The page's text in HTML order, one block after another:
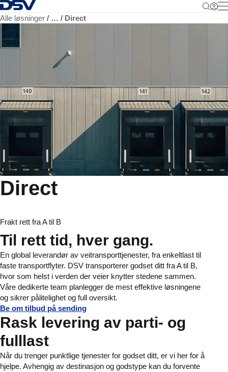
Tilbake til hjemmesiden
Alle løsninger … Direct
Direct
Frakt rett fra A til B
Til rett tid, hver gang.
En global leverandør av veitransporttjenester, fra enkeltlast til
faste transportflyter. DSV transporterer godset ditt fra A til B,
hvor som helst i verden der veier knytter stedene sammen.
Våre dedikerte team planlegger de mest effektive løsningene
og sikrer pålitelighet og full oversikt.
Be om tilbud på sending
Rask levering av parti- og
fulllast
Når du trenger punktlige tjenester for godset ditt, er vi her for å
hjelpe. Avhengig av destinasjon og godstype kan du forvente